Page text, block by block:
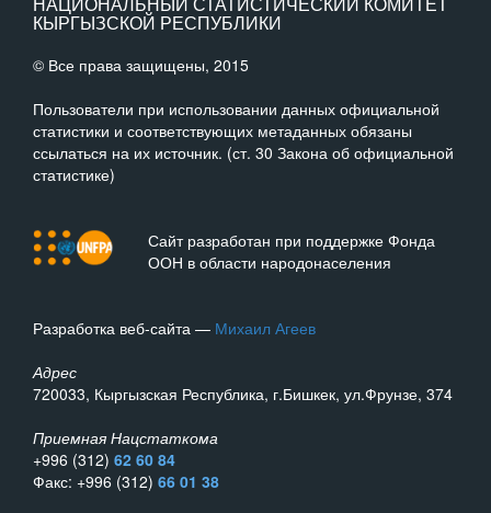
КЫРГЫЗСКОЙ РЕСПУБЛИКИ
© Все права защищены, 2015
Пользователи при использовании данных официальной
статистики и соответствующих метаданных обязаны
ссылаться на их источник. (ст. 30 Закона об официальной
статистике)
Сайт разработан при поддержке Фонда
ООН в области народонаселения
Разработка веб-сайта — Михаил Агеев
Адрес
720033, Кыргызская Республика, г.Бишкек, ул.Фрунзе, 374
Приемная Нацстаткома
+996 (312) 62 60 84
Факс: +996 (312) 66 01 38